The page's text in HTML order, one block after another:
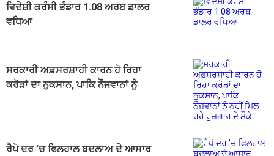
ਵਿਦੇਸ਼ੀ ਕਰੰਸੀ ਭੰਡਾਰ 1.08 ਅਰਬ ਡਾਲਰ
ਵਧਿਆ
ਸਰਕਾਰੀ ਅਫ਼ਸਰਸ਼ਾਹੀ ਕਾਰਨ ਹੋ ਰਿਹਾ
ਕਰੋੜਾਂ ਦਾ ਨੁਕਸਾਨ, ਪਾਕਿ ਨੌਜਵਾਨਾਂ ਨੂੰ
ਰੈਪੋ ਦਰ ’ਚ ਫਿਲਹਾਲ ਬਦਲਾਅ ਦੇ ਆਸਾਰ